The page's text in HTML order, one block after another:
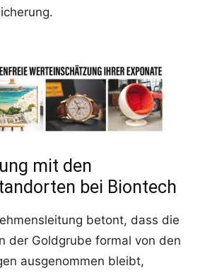
mit den
bei Biontech
betont, dass die
der Goldgrube formal von den
ausgenommen bleibt,